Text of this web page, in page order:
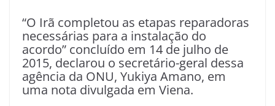
“O Irã completou as etapas reparadoras
necessárias para a instalação do
acordo” concluído em 14 de julho de
2015, declarou o secretário-geral dessa
agência da ONU, Yukiya Amano, em
uma nota divulgada em Viena.